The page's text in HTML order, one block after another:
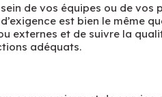
de vos équipes ou de vos
est bien le même
externes et de suivre la
adéquats.